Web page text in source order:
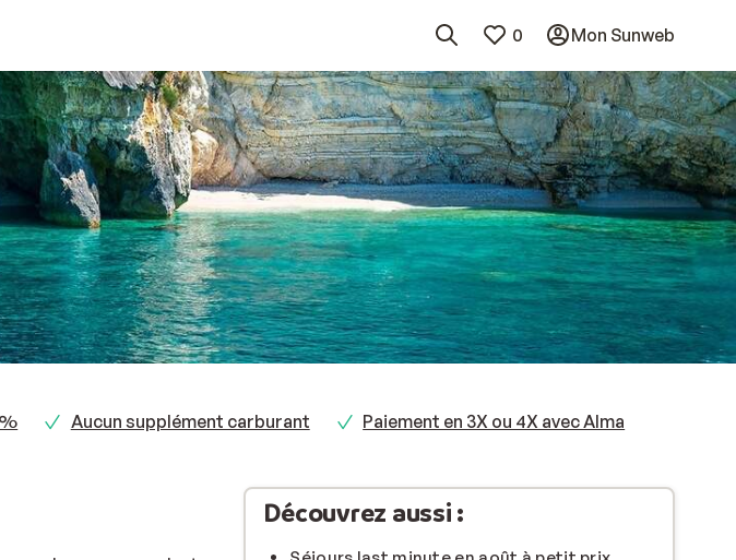
0 Mon Sunweb
Aucun supplément carburant Paiement en 3X ou 4X avec Alma
Découvrez aussi :